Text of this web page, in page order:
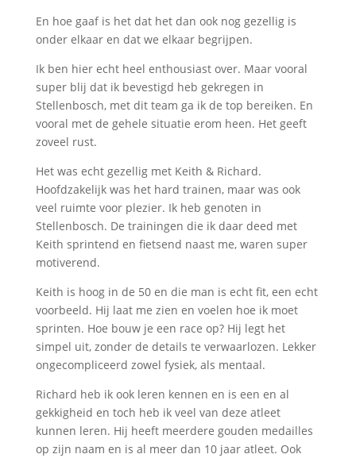
En hoe gaaf is het dat het dan ook nog gezellig is
onder elkaar en dat we elkaar begrijpen.
Ik ben hier echt heel enthousiast over. Maar vooral
super blij dat ik bevestigd heb gekregen in
Stellenbosch, met dit team ga ik de top bereiken. En
vooral met de gehele situatie erom heen. Het geeft
zoveel rust.
Het was echt gezellig met Keith & Richard.
Hoofdzakelijk was het hard trainen, maar was ook
veel ruimte voor plezier. Ik heb genoten in
Stellenbosch. De trainingen die ik daar deed met
Keith sprintend en fietsend naast me, waren super
motiverend.
Keith is hoog in de 50 en die man is echt fit, een echt
voorbeeld. Hij laat me zien en voelen hoe ik moet
sprinten. Hoe bouw je een race op? Hij legt het
simpel uit, zonder de details te verwaarlozen. Lekker
ongecompliceerd zowel fysiek, als mentaal.
Richard heb ik ook leren kennen en is een en al
gekkigheid en toch heb ik veel van deze atleet
kunnen leren. Hij heeft meerdere gouden medailles
op zijn naam en is al meer dan 10 jaar atleet. Ook